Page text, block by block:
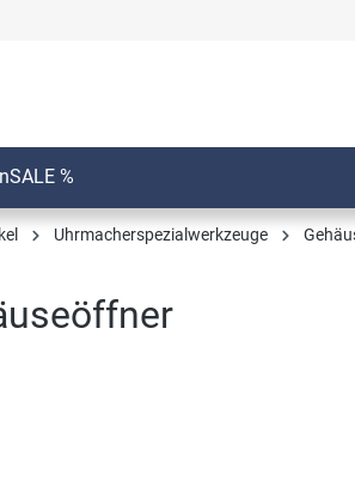
SALE %
Uhrmacherspezialwerkzeuge